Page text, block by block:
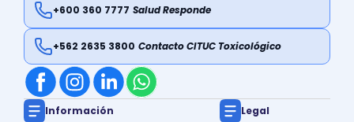
+600 360 7777 Salud Responde
+562 2635 3800 Contacto CITUC Toxicológico
Información Legal